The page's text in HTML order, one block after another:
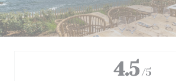
4.5 /5